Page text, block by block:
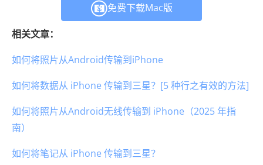
免费下载Mac版
相关文章：
如何将照片从Android传输到iPhone
如何将数据从 iPhone 传输到三星？[5 种行之有效的方法]
如何将照片从Android无线传输到 iPhone（2025 年指
南）
如何将笔记从 iPhone 传输到三星？